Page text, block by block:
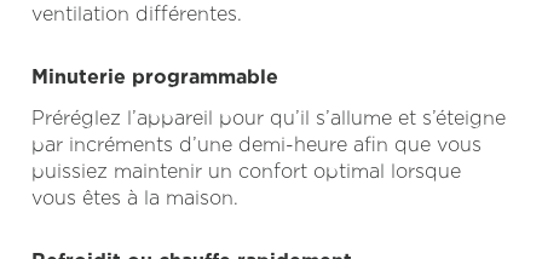
ventilation différentes.
Minuterie programmable
Préréglez l’appareil pour qu’il s’allume et s’éteigne
par incréments d’une demi-heure afin que vous
puissiez maintenir un confort optimal lorsque
vous êtes à la maison.